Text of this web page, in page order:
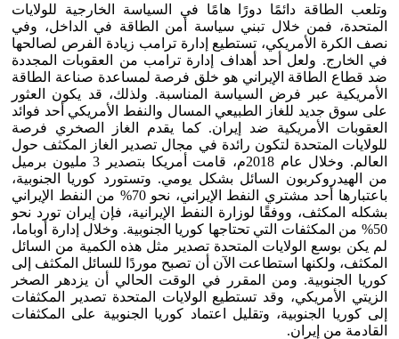
وتلعب الطاقة دائمًا دورًا هامًا في السياسة الخارجية للولايات
المتحدة، فمن خلال تبني سياسة أمن الطاقة في الداخل، وفي
نصف الكرة الأمريكي، تستطيع إدارة ترامب زيادة الفرص لصالحها
في الخارج. ولعل أحد أهداف إدارة ترامب من العقوبات المجددة
ضد قطاع الطاقة الإيراني هو خلق فرصة لمساعدة صناعة الطاقة
الأمريكية عبر فرض السياسة المناسبة. ولذلك، قد يكون العثور
على سوق جديد للغاز الطبيعي المسال والنفط الأمريكي أحد فوائد
العقوبات الأمريكية ضد إيران. كما يقدم الغاز الصخري فرصة
للولايات المتحدة لتكون رائدة في مجال تصدير الغاز المكثف حول
العالم. وخلال عام 2018م، قامت أمريكا بتصدير 3 مليون برميل
من الهيدروكربون السائل بشكل يومي. وتستورد كوريا الجنوبية،
باعتبارها أحد مشتري النفط الإيراني، نحو 70% من النفط الإيراني
بشكله المكثف، ووفقًا لوزارة النفط الإيرانية، فإن إيران تورد نحو
50% من المكثفات التي تحتاجها كوريا الجنوبية. وخلال إدارة أوباما،
لم يكن بوسع الولايات المتحدة تصدير مثل هذه الكمية من السائل
المكثف، ولكنها استطاعت الآن أن تصبح موردًا للسائل المكثف إلى
كوريا الجنوبية. ومن المقرر في الوقت الحالي أن يزدهر الصخر
الزيتي الأمريكي، وقد تستطيع الولايات المتحدة تصدير المكثفات
إلى كوريا الجنوبية، وتقليل اعتماد كوريا الجنوبية على المكثفات
القادمة من إيران.